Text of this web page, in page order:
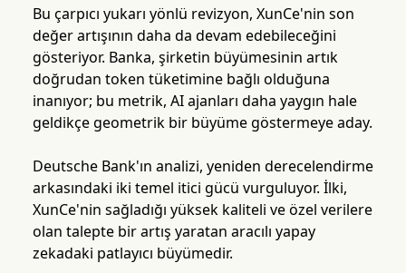
Bu çarpıcı yukarı yönlü revizyon, XunCe'nin son
değer artışının daha da devam edebileceğini
gösteriyor. Banka, şirketin büyümesinin artık
doğrudan token tüketimine bağlı olduğuna
inanıyor; bu metrik, AI ajanları daha yaygın hale
geldikçe geometrik bir büyüme göstermeye aday.
Deutsche Bank'ın analizi, yeniden derecelendirme
arkasındaki iki temel itici gücü vurguluyor. İlki,
XunCe'nin sağladığı yüksek kaliteli ve özel verilere
olan talepte bir artış yaratan aracılı yapay
zekadaki patlayıcı büyümedir.